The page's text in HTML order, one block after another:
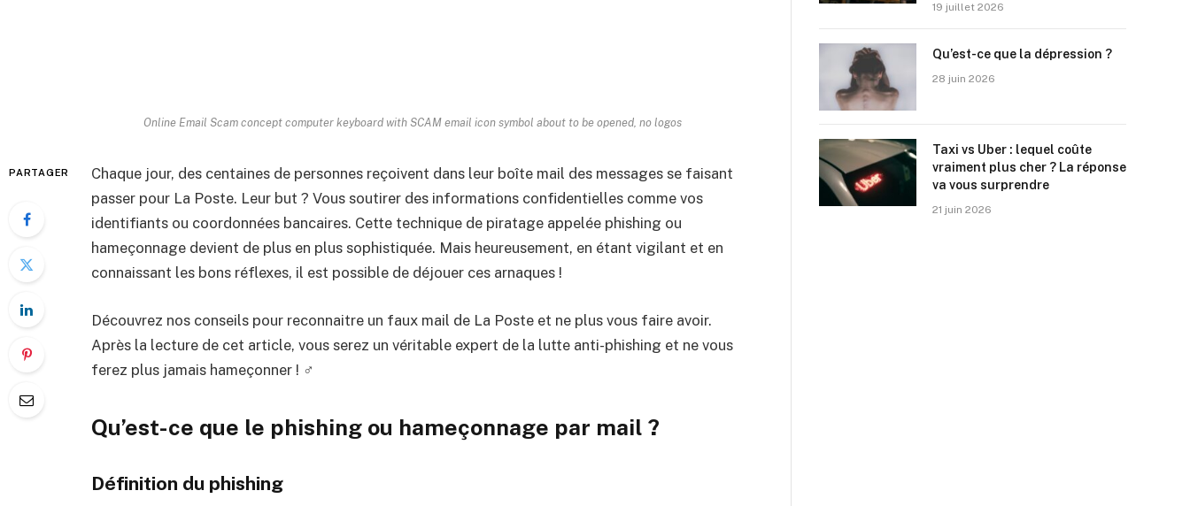
Online Email Scam concept computer keyboard with SCAM email icon symbol about to be opened, no logos
PARTAGER
Chaque jour, des centaines de personnes reçoivent dans leur boîte mail des messages se faisant
passer pour La Poste. Leur but ? Vous soutirer des informations confidentielles comme vos
identifiants ou coordonnées bancaires. Cette technique de piratage appelée phishing ou
hameçonnage devient de plus en plus sophistiquée. Mais heureusement, en étant vigilant et en
connaissant les bons réflexes, il est possible de déjouer ces arnaques !
Découvrez nos conseils pour reconnaitre un faux mail de La Poste et ne plus vous faire avoir.
Après la lecture de cet article, vous serez un véritable expert de la lutte anti-phishing et ne vous
ferez plus jamais hameçonner ! ‍♂️
Qu’est-ce que le phishing ou hameçonnage par mail ?
Définition du phishing
19 juillet 2026
Qu’est-ce que la dépression ?
28 juin 2026
Taxi vs Uber : lequel coûte
vraiment plus cher ? La réponse
va vous surprendre
21 juin 2026